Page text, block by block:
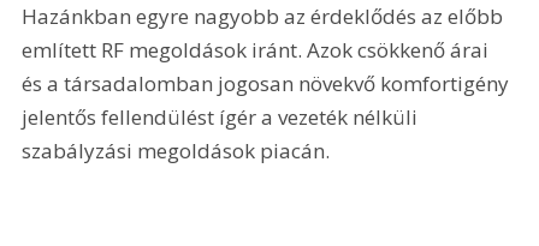
Hazánkban egyre nagyobb az érdeklődés az előbb
említett RF megoldások iránt. Azok csökkenő árai
és a társadalomban jogosan növekvő komfortigény
jelentős fellendülést ígér a vezeték nélküli
szabályzási megoldások piacán.